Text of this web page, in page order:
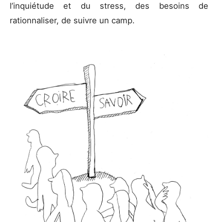
l’inquiétude et du stress, des besoins de
rationnaliser, de suivre un camp.